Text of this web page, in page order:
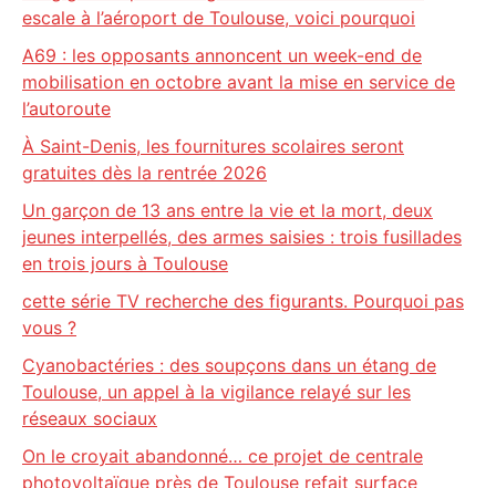
escale à l’aéroport de Toulouse, voici pourquoi
A69 : les opposants annoncent un week-end de
mobilisation en octobre avant la mise en service de
l’autoroute
À Saint-Denis, les fournitures scolaires seront
gratuites dès la rentrée 2026
Un garçon de 13 ans entre la vie et la mort, deux
jeunes interpellés, des armes saisies : trois fusillades
en trois jours à Toulouse
cette série TV recherche des figurants. Pourquoi pas
vous ?
Cyanobactéries : des soupçons dans un étang de
Toulouse, un appel à la vigilance relayé sur les
réseaux sociaux
On le croyait abandonné… ce projet de centrale
photovoltaïque près de Toulouse refait surface